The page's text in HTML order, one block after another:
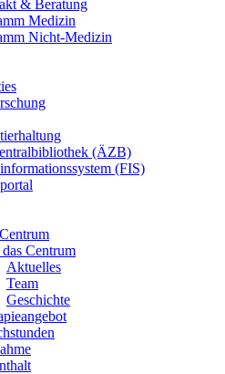
& Beratung
Medizin
Nicht-Medizin
(ÄZB)
(FIS)
Centrum
Aktuelles
Team
Geschichte